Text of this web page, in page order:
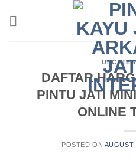
DAFTAR
PINTU JATI
ONLINE
POSTED ON AUGUST